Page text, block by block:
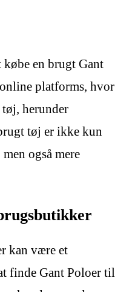
købe en brugt Gant
platforms, hvor
herunder
tøj er ikke kun
også mere
kan være et
finde Gant Poloer til